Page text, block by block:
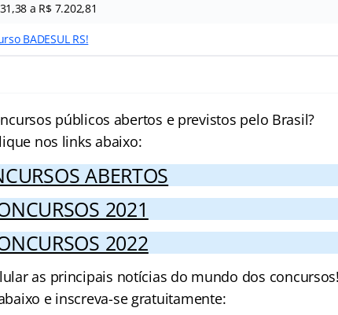
a R$ 7.202,81
BADESUL RS!
públicos abertos e previstos pelo Brasil?
nos links abaixo:
ABERTOS
2021
2022
as principais notícias do mundo dos concursos!
e inscreva-se gratuitamente: